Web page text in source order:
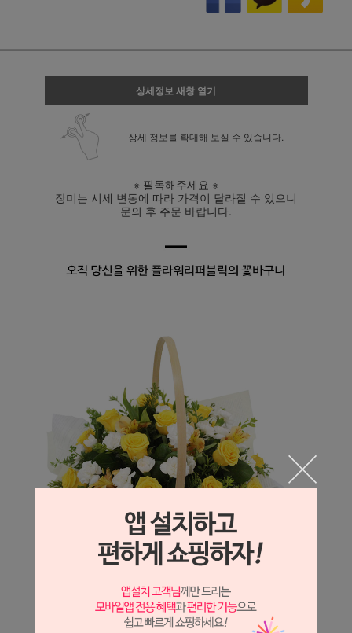
상세정보 새창 열기
상세 정보를 확대해 보실 수 있습니다.
※ 필독해주세요 ※
장미는 시세 변동에 따라 가격이 달라질 수 있으니
문의 후 주문 바랍니다.